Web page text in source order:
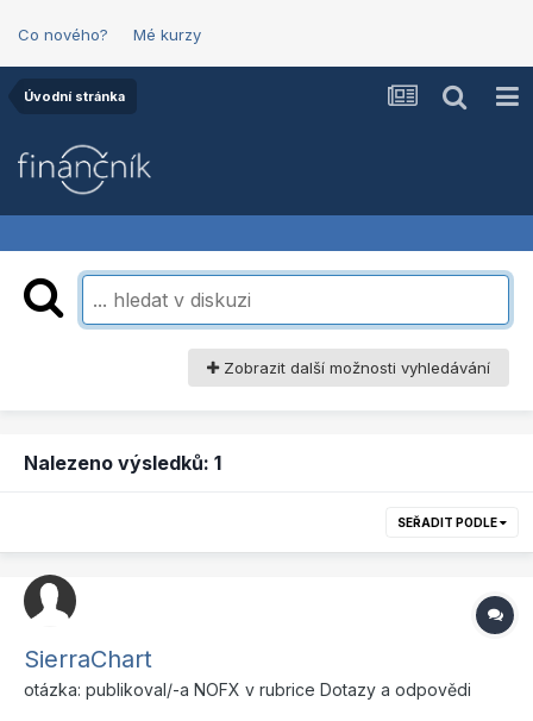
Co nového? Mé kurzy
Úvodní stránka
Zobrazit další možnosti vyhledávání
Nalezeno výsledků: 1
SEŘADIT PODLE
SierraChart
otázka: publikoval/-a NOFX v rubrice Dotazy a odpovědi